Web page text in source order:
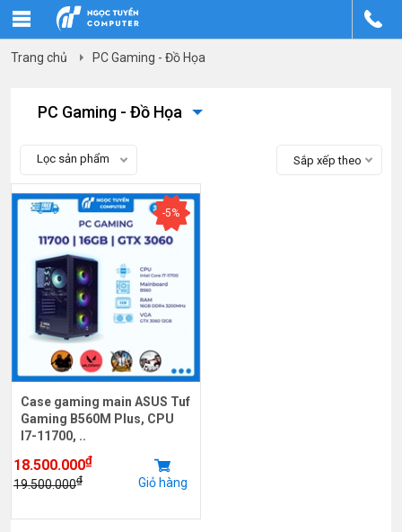
Trang chủ PC Gaming - Đồ Họa
PC Gaming - Đồ Họa
Lọc sản phẩm Sắp xếp theo
-5%
Case gaming main ASUS Tuf
Gaming B560M Plus, CPU
I7-11700, ..
18.500.000₫
19.500.000₫ Giỏ hàng